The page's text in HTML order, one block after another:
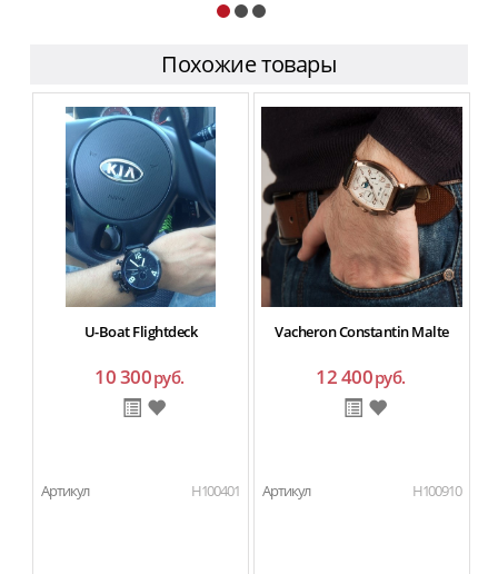
Похожие товары
U-Boat Flightdeck
10 300руб.
Артикул H100401
Vacheron Constantin Malte
12 400руб.
Артикул H100910